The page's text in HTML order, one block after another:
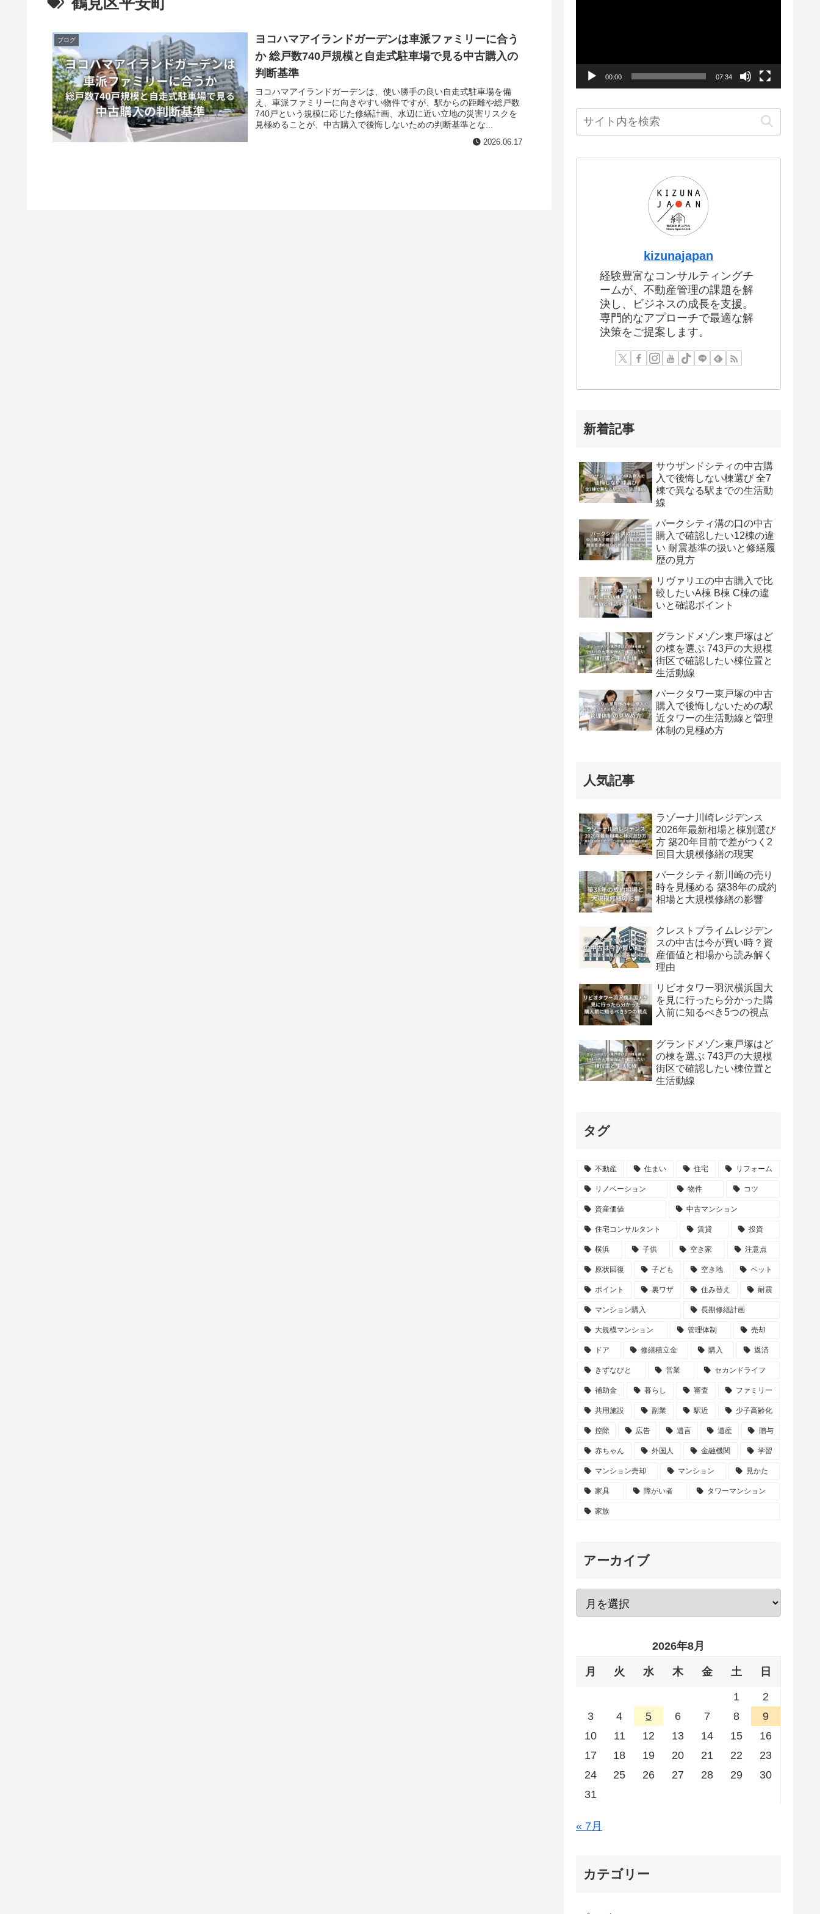
ブログ
ヨコハマアイランドガーデンは車派ファミリーに合う
か 総戸数740戸規模と自走式駐車場で見る中古購入の
判断基準
ヨコハマアイランドガーデンは、使い勝手の良い自走式駐車場を備
え、車派ファミリーに向きやすい物件ですが、駅からの距離や総戸数
740戸という規模に応じた修繕計画、水辺に近い立地の災害リスクを
見極めることが、中古購入で後悔しないための判断基準とな...
2026.06.17
00:00 07:34
kizunajapan
経験豊富なコンサルティングチ
ームが、不動産管理の課題を解
決し、ビジネスの成長を支援。
専門的なアプローチで最適な解
決策をご提案します。
新着記事
サウザンドシティの中古購
入で後悔しない棟選び 全7
棟で異なる駅までの生活動
線
パークシティ溝の口の中古
購入で確認したい12棟の違
い 耐震基準の扱いと修繕履
歴の見方
リヴァリエの中古購入で比
較したいA棟 B棟 C棟の違
いと確認ポイント
グランドメゾン東戸塚はど
の棟を選ぶ 743戸の大規模
街区で確認したい棟位置と
生活動線
パークタワー東戸塚の中古
購入で後悔しないための駅
近タワーの生活動線と管理
体制の見極め方
人気記事
ラゾーナ川崎レジデンス
2026年最新相場と棟別選び
方 築20年目前で差がつく2
回目大規模修繕の現実
パークシティ新川崎の売り
時を見極める 築38年の成約
相場と大規模修繕の影響
クレストプライムレジデン
スの中古は今が買い時？資
産価値と相場から読み解く
理由
リビオタワー羽沢横浜国大
を見に行ったら分かった購
入前に知るべき5つの視点
グランドメゾン東戸塚はど
の棟を選ぶ 743戸の大規模
街区で確認したい棟位置と
生活動線
タグ
不動産 住まい 住宅 リフォーム
リノベーション 物件 コツ
資産価値 中古マンション
住宅コンサルタント 賃貸 投資
横浜 子供 空き家 注意点
原状回復 子ども 空き地 ペット
ポイント 裏ワザ 住み替え 耐震
マンション購入 長期修繕計画
大規模マンション 管理体制 売却
ドア 修繕積立金 購入 返済
きずなびと 営業 セカンドライフ
補助金 暮らし 審査 ファミリー
共用施設 副業 駅近 少子高齢化
控除 広告 遺言 遺産 贈与
赤ちゃん 外国人 金融機関 学習
マンション売却 マンション 見かた
家具 障がい者 タワーマンション
家族
アーカイブ
2026年8月
月 火 水 木 金 土 日
1
2
3
4 5 6 7 8
9
10
11 12 13 14 15
16
17
18 19 20 21 22
23
24
25 26 27 28 29
30
31
« 7月
カテゴリー